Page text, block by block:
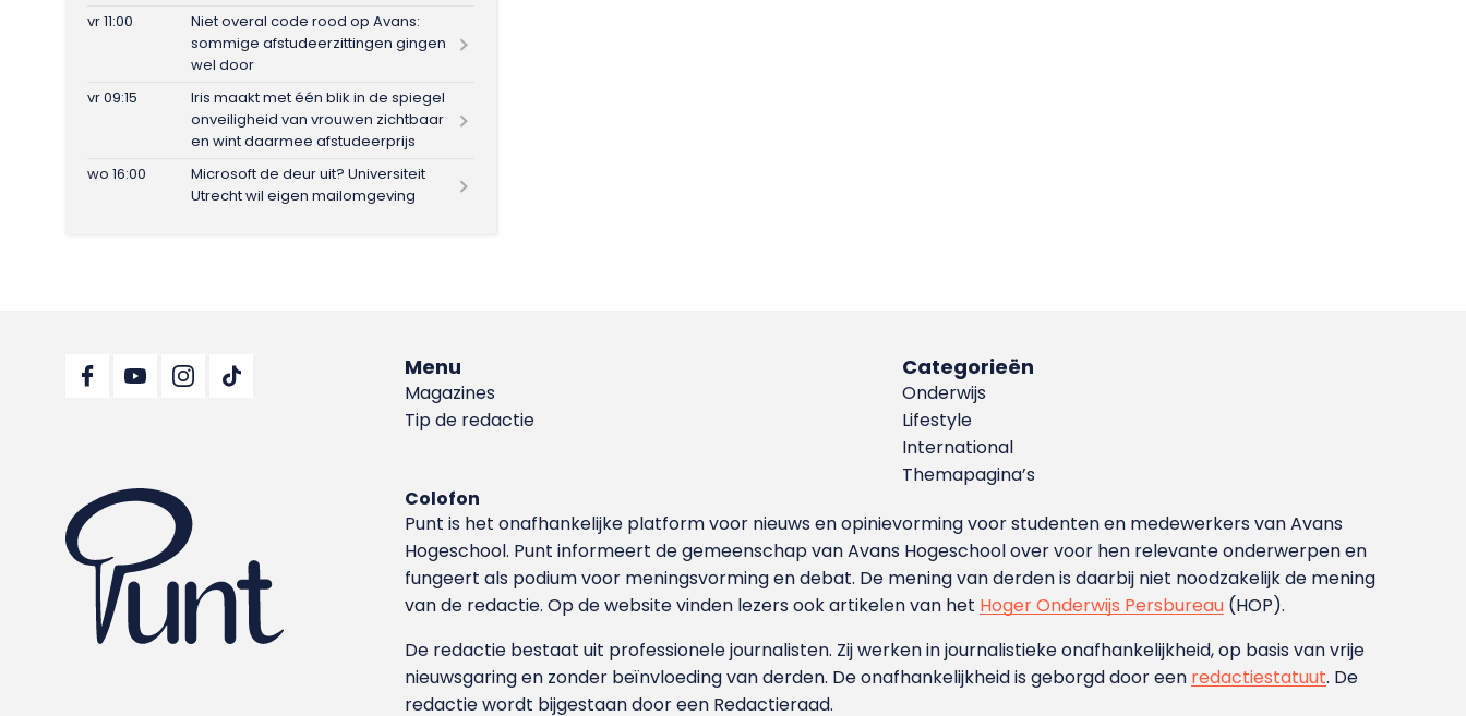
vr 11:00
Niet overal code rood op Avans:
sommige afstudeerzittingen gingen
wel door
vr 09:15
Iris maakt met één blik in de spiegel
onveiligheid van vrouwen zichtbaar
en wint daarmee afstudeerprijs
wo 16:00
Microsoft de deur uit? Universiteit
Utrecht wil eigen mailomgeving
Menu
Magazines
Tip de redactie
Categorieën
Onderwijs
Lifestyle
International
Themapagina’s
Colofon
Punt is het onafhankelijke platform voor nieuws en opinievorming voor studenten en medewerkers van Avans
Hoge­school. Punt informeert de gemeenschap van Avans Hogeschool over voor hen relevante onderwerpen en
fungeert als podium voor meningsvorming en debat. De mening van derden is daarbij niet noodzakelijk de mening
van de redactie. Op de website vinden lezers ook artikelen van het Hoger Onderwijs Persbureau (HOP).
De redactie bestaat uit professionele journalisten. Zij werken in journalistieke onafhankelijkheid, op basis van vrije
nieuwsgaring en zonder beïnvloeding van derden. De onafhankelijkheid is geborgd door een redactiestatuut. De
redactie wordt bijgestaan door een Redactieraad.